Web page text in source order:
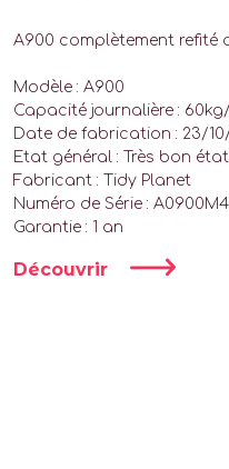
A900 complètement refité
Modèle : A900
Capacité journalière :
Date de fabrication : 23/10/
Etat général : Très bon état
Fabricant : Tidy Planet
Numéro de Série :
Garantie : 1 an
Découvrir